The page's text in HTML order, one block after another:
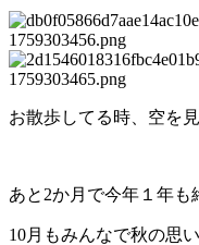
お散歩してる時、空を
あと2か月で今年１年も
10月もみんなで秋の思